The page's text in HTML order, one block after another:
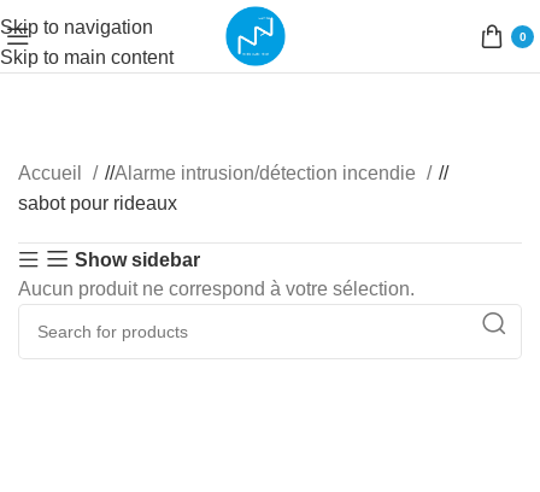
Skip to navigation
Skip to main content
0
Accueil / Alarme intrusion/détection incendie
/
sabot pour rideaux
Show sidebar
Aucun produit ne correspond à votre sélection.